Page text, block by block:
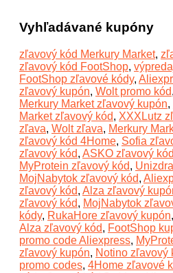
Vyhľadávané kupóny
zľavový kód Merkury Market,
zľavový kód FootShop,
FootShop zľavové kódy,
zľavový kupón, Wolt promo kód,
Merkury Market zľavový kupón,
Market zľavový kód, XXXLutz
zľava, Wolt zľava, Merkury
zľavový kód 4Home, Sofia
zľavový kód, ASKO zľavový kód
MyProtein zľavový kód,
MojNabytok zľavový kód,
zľavový kód, Alza zľavový
zľavový kód, MojNabytok
kódy, RukaHore zľavový kupón,
Alza zľavový kód, FootShop
promo code Aliexpress,
zľavový kupón, Notino zľavový
promo codes, 4Home zľavové